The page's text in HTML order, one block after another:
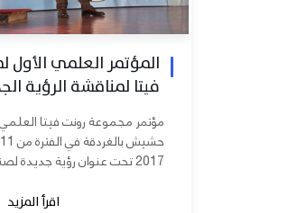
المؤتمر العلمي
فيتا لمناقشة الرؤية
الأعلاف بمصر
مؤتمر مجموعة رونت فيتا
2017 تحت عنوان رؤية جديدة
اقرأ المزيد